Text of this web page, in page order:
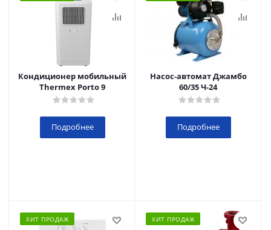
Кондиционер мобильный
Thermex Porto 9
Подробнее
Насос-автомат Джамбо
60/35 Ч-24
Подробнее
ХИТ ПРОДАЖ ХИТ ПРОДАЖ